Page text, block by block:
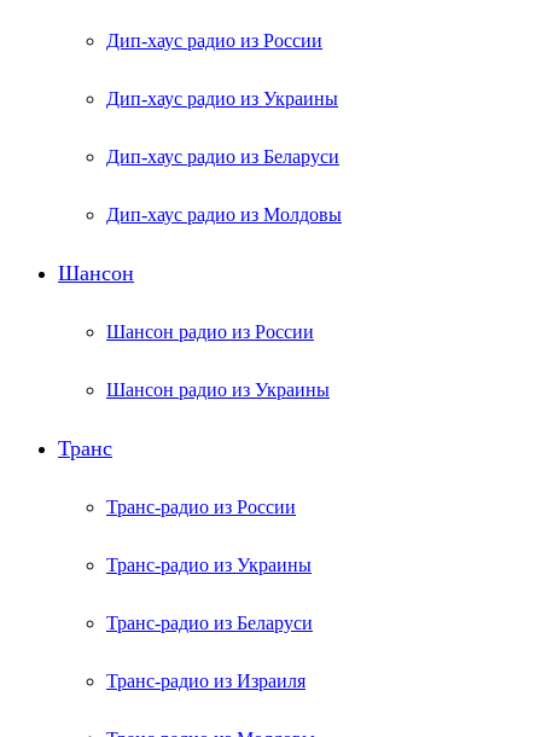
Дип-хаус радио из России
Дип-хаус радио из Украины
Дип-хаус радио из Беларуси
Дип-хаус радио из Молдовы
Шансон
Шансон радио из России
Шансон радио из Украины
Транс
Транс-радио из России
Транс-радио из Украины
Транс-радио из Беларуси
Транс-радио из Израиля